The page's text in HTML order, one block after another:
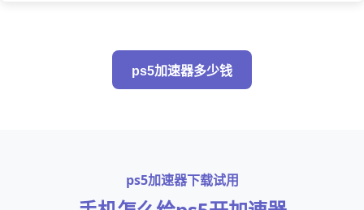
ps5加速器多少钱
ps5加速器下载试用